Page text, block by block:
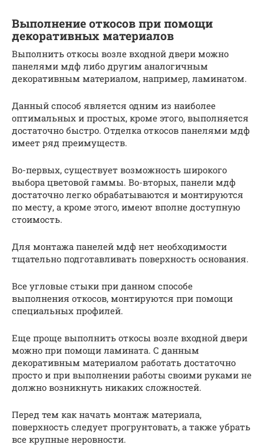
Выполнение откосов при помощи
декоративных материалов
Выполнить откосы возле входной двери можно
панелями мдф либо другим аналогичным
декоративным материалом, например, ламинатом.
Данный способ является одним из наиболее
оптимальных и простых, кроме этого, выполняется
достаточно быстро. Отделка откосов панелями мдф
имеет ряд преимуществ.
Во-первых, существует возможность широкого
выбора цветовой гаммы. Во-вторых, панели мдф
достаточно легко обрабатываются и монтируются
по месту, а кроме этого, имеют вполне доступную
стоимость.
Для монтажа панелей мдф нет необходимости
тщательно подготавливать поверхность основания.
Все угловые стыки при данном способе
выполнения откосов, монтируются при помощи
специальных профилей.
Еще проще выполнить откосы возле входной двери
можно при помощи ламината. С данным
декоративным материалом работать достаточно
просто и при выполнении работы своими руками не
должно возникнуть никаких сложностей.
Перед тем как начать монтаж материала,
поверхность следует прогрунтовать, а также убрать
все крупные неровности.